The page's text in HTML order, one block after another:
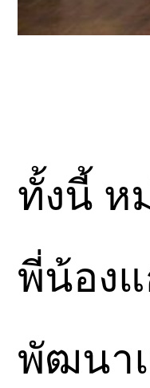
ทั้งนี้ ห
พี่น้อง
พัฒนา